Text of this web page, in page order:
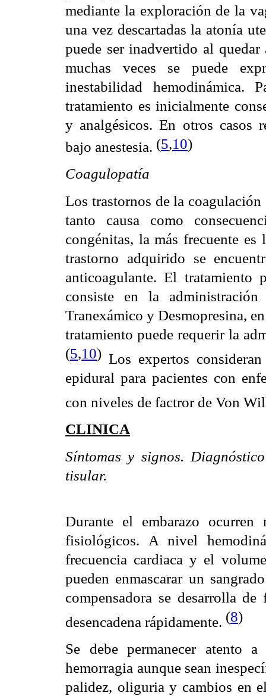
mediante la exploración de la
una vez descartadas la atonía
puede ser inadvertido al
muchas veces se puede
inestabilidad hemodinámica.
tratamiento es inicialmente
y analgésicos. En otros casos
bajo anestesia. (5,10)
Coagulopatía
Los trastornos de la coagulación
tanto causa como
congénitas, la más frecuente
trastorno adquirido se
anticoagulante. El tratamiento
consiste en la
Tranexámico y Desmopresina,
tratamiento puede requerir la
(5,10) Los expertos
epidural para pacientes con
con niveles de factror de Von
CLINICA
Síntomas y signos.
tisular.
Durante el embarazo
fisiológicos. A nivel
frecuencia cardiaca y el
pueden enmascarar un
compensadora se desarrolla
desencadena rápidamente. (8)
Se debe permanecer atento
hemorragia aunque sean
palidez, oliguria y cambios en